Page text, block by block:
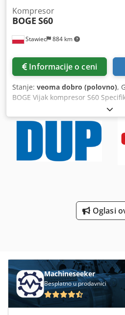
Stawiec 884 km
Kompresor
BOGE S60
Informacije o ceni
Stanje: veoma dobro (polovno),
BOGE Vijak kompresor S60
6,80 m3/min (6800 L/min); 45 KV
Arlnocnjr maksimalni pritisak: 8
Godina 1998 Kompresor u
Oglasi
Machineseeker
Besplatno u prodavnici